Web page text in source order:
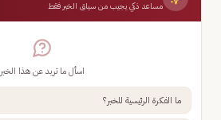
مساعد ذكي يجيب من سياق الخبر فقط
اسأل ما تريد عن هذا الخبر
ما الفكرة الرئيسية للخبر؟